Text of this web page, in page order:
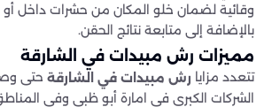
وقائية لضمان خلو المكان من حشرات داخل أو
بالإضافة إلى متابعة نتائج الحقن.
مميزات رش مبيدات في الشارقة
تتعدد مزايا رش مبيدات في الشارقة حتى
الشركات الكبرى في امارة أبو ظبي وفي